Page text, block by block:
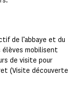
de l’abbaye et du
élèves mobilisent
de visite pour
(Visite découverte